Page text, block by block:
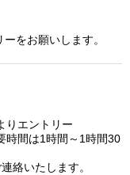
をお願いします。
りエントリー
時間は1時間～1時間30
絡いたします。